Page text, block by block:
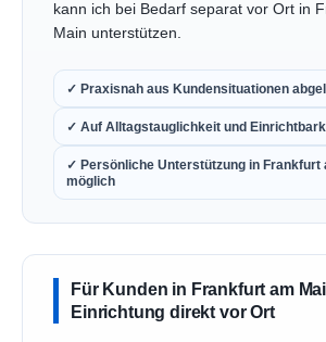
kann ich bei Bedarf separat vor Ort in
Main unterstützen.
✓ Praxisnah aus Kundensituationen
✓ Auf Alltagstauglichkeit und
✓ Persönliche Unterstützung in Frankfurt
möglich
Für Kunden in Frankfurt am
Einrichtung direkt vor Ort